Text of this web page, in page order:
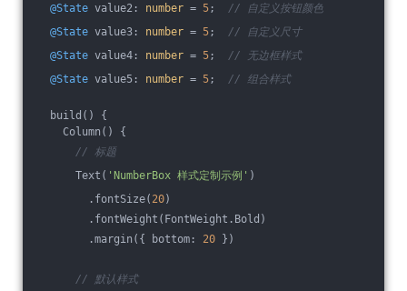
@State value2: number = 5 ; // 自定义按钮颜色
@State value3: number = 5 ; // 自定义尺寸
@State value4: number = 5 ; // 无边框样式
@State value5: number = 5 ; // 组合样式
build() {
Column() {
// 标题
Text( 'NumberBox 样式定制示例' )
.fontSize( 20)
.fontWeight(FontWeight.Bold)
.margin({ bottom: 20 })
// 默认样式